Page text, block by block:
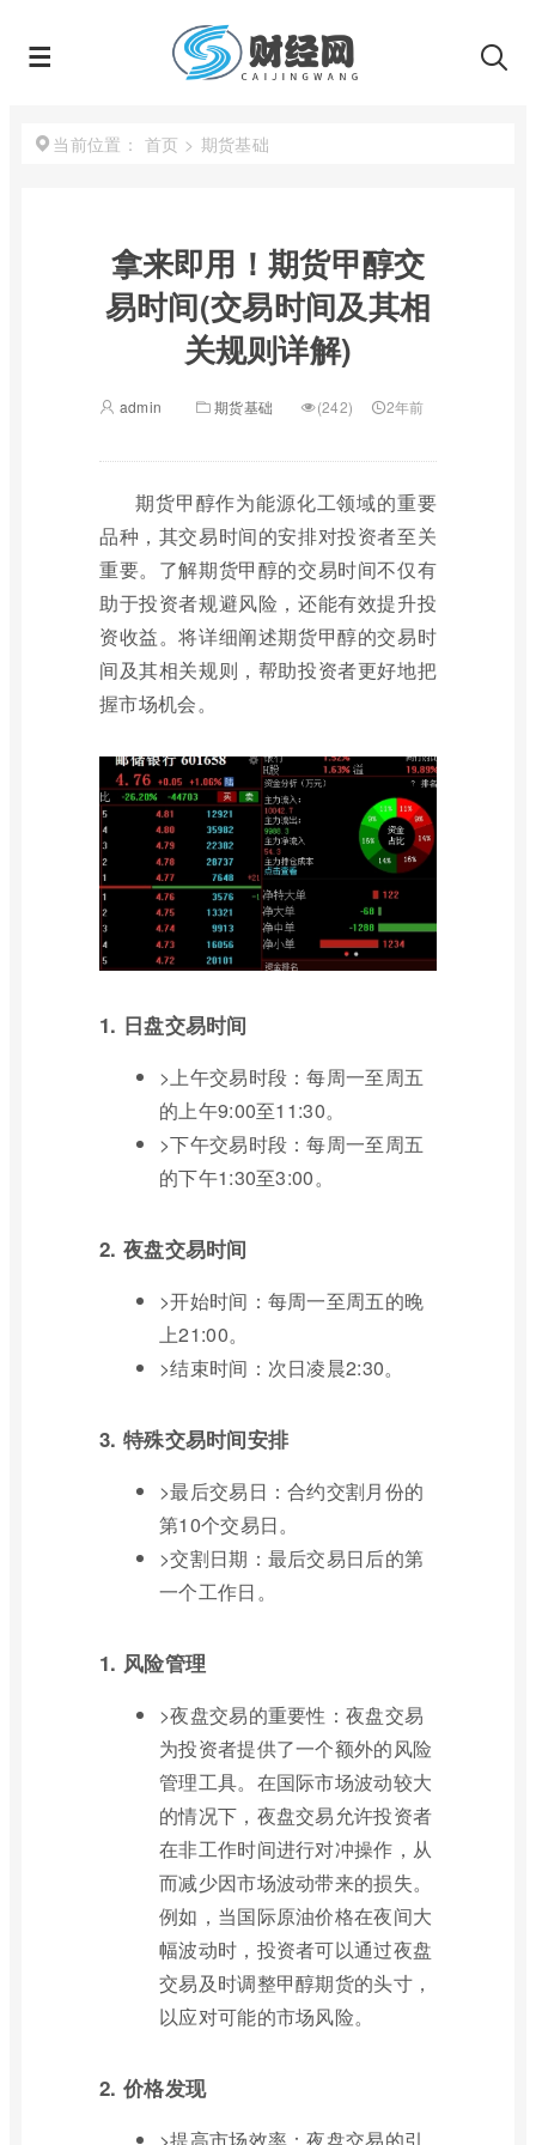
当前位置： 首页 > 期货基础
拿来即用！期货甲醇交
易时间(交易时间及其相
关规则详解)
admin 期货基础 (242) 2年前
期货甲醇作为能源化工领域的重要
品种，其交易时间的安排对投资者至关
重要。了解期货甲醇的交易时间不仅有
助于投资者规避风险，还能有效提升投
资收益。将详细阐述期货甲醇的交易时
间及其相关规则，帮助投资者更好地把
握市场机会。
1. 日盘交易时间
>上午交易时段：每周一至周五
的上午9:00至11:30。
>下午交易时段：每周一至周五
的下午1:30至3:00。
2. 夜盘交易时间
>开始时间：每周一至周五的晚
上21:00。
>结束时间：次日凌晨2:30。
3. 特殊交易时间安排
>最后交易日：合约交割月份的
第10个交易日。
>交割日期：最后交易日后的第
一个工作日。
1. 风险管理
>夜盘交易的重要性：夜盘交易
为投资者提供了一个额外的风险
管理工具。在国际市场波动较大
的情况下，夜盘交易允许投资者
在非工作时间进行对冲操作，从
而减少因市场波动带来的损失。
例如，当国际原油价格在夜间大
幅波动时，投资者可以通过夜盘
交易及时调整甲醇期货的头寸，
以应对可能的市场风险。
2. 价格发现